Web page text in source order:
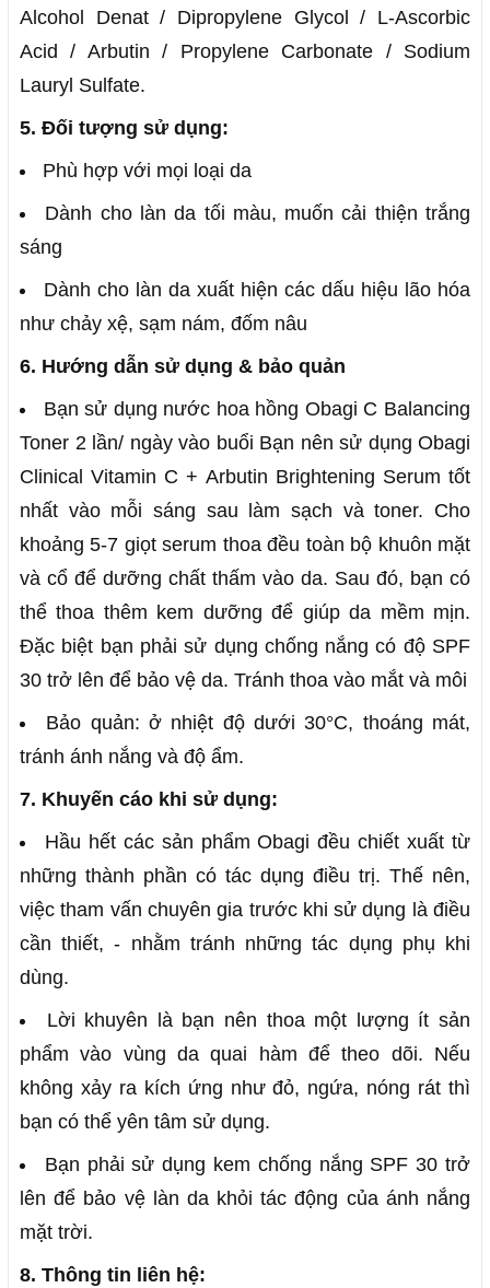
Alcohol Denat / Dipropylene Glycol / L-Ascorbic
Acid / Arbutin / Propylene Carbonate / Sodium
Lauryl Sulfate.
5. Đối tượng sử dụng:
Phù hợp với mọi loại da
Dành cho làn da tối màu, muốn cải thiện trắng
sáng
Dành cho làn da xuất hiện các dấu hiệu lão hóa
như chảy xệ, sạm nám, đốm nâu
6. Hướng dẫn sử dụng & bảo quản
Bạn sử dụng nước hoa hồng Obagi C Balancing
Toner 2 lần/ ngày vào buổi Bạn nên sử dụng Obagi
Clinical Vitamin C + Arbutin Brightening Serum tốt
nhất vào mỗi sáng sau làm sạch và toner. Cho
khoảng 5-7 giọt serum thoa đều toàn bộ khuôn mặt
và cổ để dưỡng chất thấm vào da. Sau đó, bạn có
thể thoa thêm kem dưỡng để giúp da mềm mịn.
Đặc biệt bạn phải sử dụng chống nắng có độ SPF
30 trở lên để bảo vệ da. Tránh thoa vào mắt và môi
Bảo quản: ở nhiệt độ dưới 30°C, thoáng mát,
tránh ánh nắng và độ ẩm.
7. Khuyến cáo khi sử dụng:
Hầu hết các sản phẩm Obagi đều chiết xuất từ
những thành phần có tác dụng điều trị. Thế nên,
việc tham vấn chuyên gia trước khi sử dụng là điều
cần thiết, - nhằm tránh những tác dụng phụ khi
dùng.
Lời khuyên là bạn nên thoa một lượng ít sản
phẩm vào vùng da quai hàm để theo dõi. Nếu
không xảy ra kích ứng như đỏ, ngứa, nóng rát thì
bạn có thể yên tâm sử dụng.
Bạn phải sử dụng kem chống nắng SPF 30 trở
lên để bảo vệ làn da khỏi tác động của ánh nắng
mặt trời.
8. Thông tin liên hệ: